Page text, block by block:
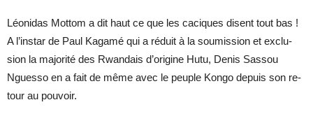
Léo­ni­das Mot­tom a dit haut ce que les ca­ciques disent tout bas !
A l’ins­tar de Paul Ka­gamé qui a ré­duit à la sou­mis­sion et ex­clu­
sion la ma­jo­rité des Rwan­dais d’ori­gine Hutu, De­nis Sas­sou
Nguesso en a fait de même avec le peuple Kongo de­puis son re­
tour au pou­voir.